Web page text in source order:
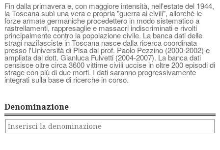
Fin dalla primavera e, con maggiore intensità, nell'estate del 1944,
la Toscana subì una vera e propria "guerra ai civili", allorchè le
forze armate germaniche procedettero in modo sistematico a
rastrellamenti, rappresaglie e massacri indiscriminati e rivolti
principalmente contro la popolazione civile. La banca dati delle
stragi nazifasciste in Toscana nasce dalla ricerca coordinata
presso l'Università di Pisa dal prof. Paolo Pezzino (2000-2002) e
ampliata dal dott. Gianluca Fulvetti (2004-2007). La banca dati
censisce oltre circa 3600 vittime civili uccise in oltre 200 episodi di
strage con più di due morti. I dati saranno progressivamente
integrati sulla base di ricerche in corso.
Denominazione